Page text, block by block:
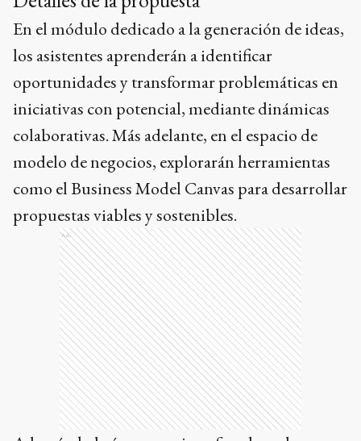
En el módulo dedicado a la generación de ideas,
los asistentes aprenderán a identificar
oportunidades y transformar problemáticas en
iniciativas con potencial, mediante dinámicas
colaborativas. Más adelante, en el espacio de
modelo de negocios, explorarán herramientas
como el Business Model Canvas para desarrollar
propuestas viables y sostenibles.
Ads